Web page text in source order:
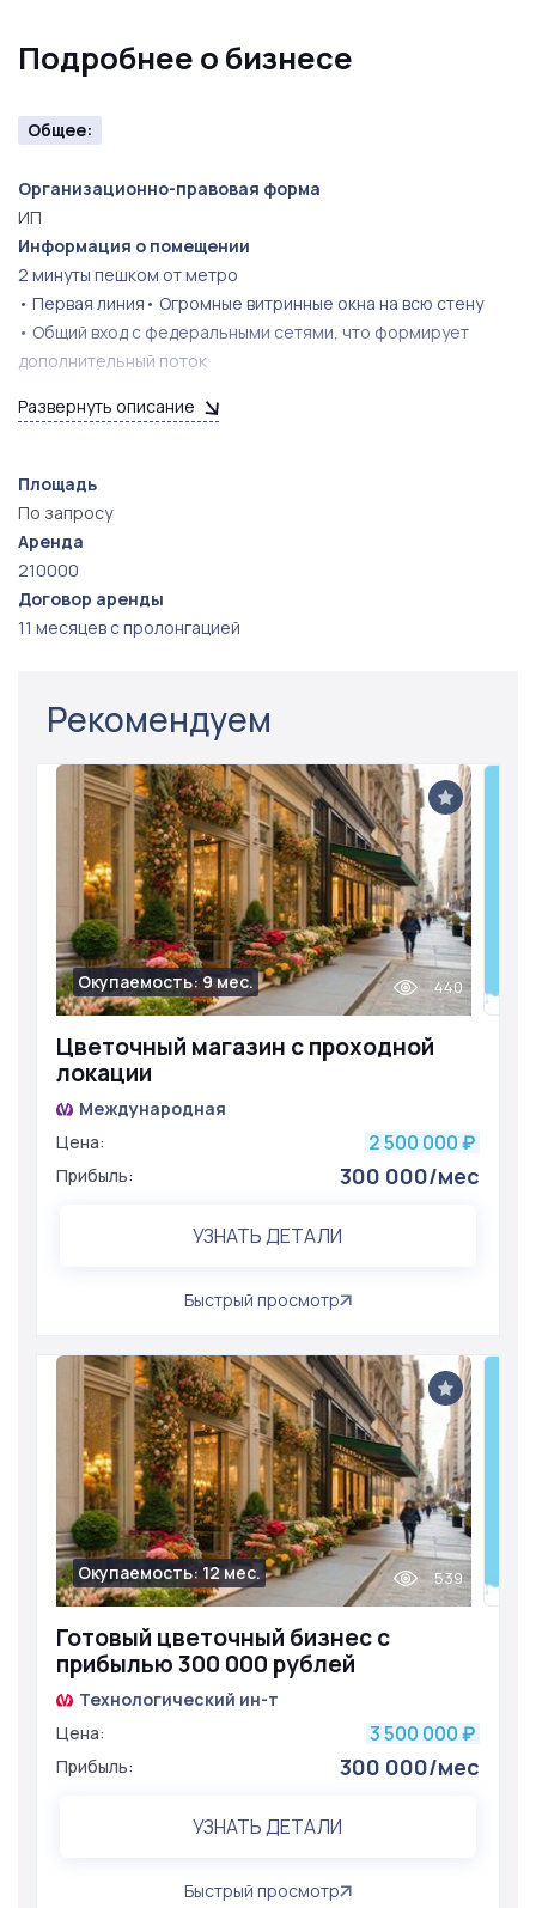
(по договорённости)
Бизнес не требует дополнительных вложений —
ДОПОЛНИТЕЛЬНО
Собственник — практик с 15-летним опытом
открытия цветочных студий. При необходимости
возможна консультационная поддержка на этапе
передачи.
Предложение подойдёт тем, кто ищет компактный,
бизнес в сильной локации.
Для получения дополнительной информации и
организации просмотра — направьте сообщение.
Подробнее о бизнесе
Общее:
Организационно-правовая форма
ИП
Информация о помещении
2 минуты пешком от метро
• Первая линия• Огромные витринные окна на всю стену
• Общий вход с федеральными сетями, что формирует
дополнительный поток
Развернуть описание
Площадь
По запросу
Аренда
210000
Договор аренды
11 месяцев с пролонгацией
Рекомендуем
Цветочный магазин с проходной
локации
Окупаемость: 9 мес. 440
Международная
Цена:
2 500 000 ₽
Прибыль: 300 000/мес
УЗНАТЬ ДЕТАЛИ
Быстрый просмотр
Готовый цветочный бизнес с
прибылью 300 000 рублей
Окупаемость: 12 мес. 539
Технологический ин-т
Цена:
3 500 000 ₽
Прибыль: 300 000/мес
УЗНАТЬ ДЕТАЛИ
Быстрый просмотр